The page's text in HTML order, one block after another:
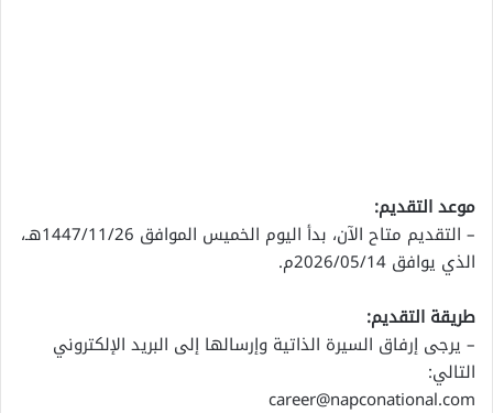
موعد التقديم:
– التقديم متاح الآن، بدأ اليوم الخميس الموافق 1447/11/26هـ،
الذي يوافق 2026/05/14م.
طريقة التقديم:
– يرجى إرفاق السيرة الذاتية وإرسالها إلى البريد الإلكتروني
التالي:
career@napconational.com